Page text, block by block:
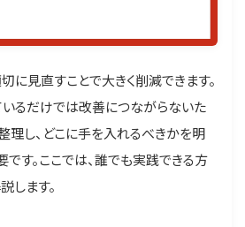
に見直すことで大きく削減できます。
いるだけでは改善につながらないた
理し、どこに手を入れるべきかを明
です。ここでは、誰でも実践できる方
します。